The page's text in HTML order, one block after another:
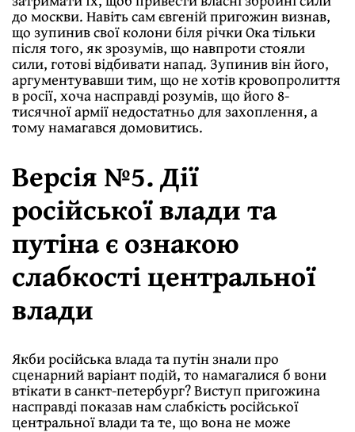
до москви. Навіть сам євгеній пригожин визнав,
що зупинив свої колони біля річки Ока тільки
після того, як зрозумів, що навпроти стояли
сили, готові відбивати напад. Зупинив він його,
аргументувавши тим, що не хотів кровопролиття
в росії, хоча насправді розумів, що його 8-
тисячної армії недостатньо для захоплення, а
тому намагався домовитись.
Версія №5. Дії
російської влади та
путіна є ознакою
слабкості центральної
влади
Якби російська влада та путін знали про
сценарний варіант подій, то намагалися б вони
втікати в санкт-петербург? Виступ пригожина
насправді показав нам слабкість російської
центральної влади та те, що вона не може